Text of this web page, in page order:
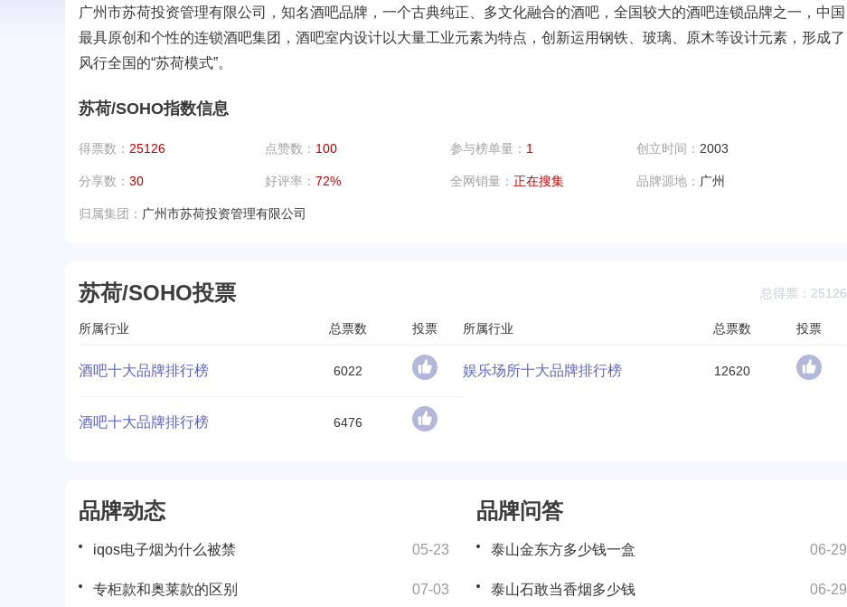
广州市苏荷投资管理有限公司，知名酒吧品牌，一个古典纯正、多文化融合的酒吧，全国较大的酒吧连锁品牌之一，中国
最具原创和个性的连锁酒吧集团，酒吧室内设计以大量工业元素为特点，创新运用钢铁、玻璃、原木等设计元素，形成了
风行全国的“苏荷模式”。
苏荷/SOHO指数信息
得票数： 25126 点赞数： 100 参与榜单量： 1 创立时间： 2003
分享数： 30 好评率： 72% 全网销量： 正在搜集 品牌源地： 广州
归属集团： 广州市苏荷投资管理有限公司
总得票：25126
苏荷/SOHO投票
所属行业 总票数 投票 所属行业 总票数 投票
酒吧十大品牌排行榜 6022 娱乐场所十大品牌排行榜 12620
酒吧十大品牌排行榜 6476
品牌动态
iqos电子烟为什么被禁 05-23
专柜款和奥莱款的区别 07-03
品牌问答
泰山金东方多少钱一盒 06-29
泰山石敢当香烟多少钱 06-29